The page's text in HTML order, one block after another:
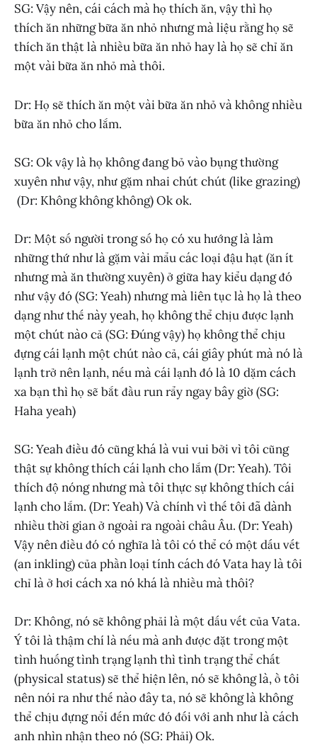
SG: Vậy nên, cái cách mà họ thích ăn, vậy thì họ
thích ăn những bữa ăn nhỏ nhưng mà liệu rằng họ sẽ
thích ăn thật là nhiều bữa ăn nhỏ hay là họ sẽ chỉ ăn
một vài bữa ăn nhỏ mà thôi.
Dr: Họ sẽ thích ăn một vài bữa ăn nhỏ và không nhiều
bữa ăn nhỏ cho lắm.
SG: Ok vậy là họ không đang bỏ vào bụng thường
xuyên như vậy, như gặm nhai chút chút (like grazing)
(Dr: Không không không) Ok ok.
Dr: Một số người trong số họ có xu hướng là làm
những thứ như là gặm vài mẩu các loại đậu hạt (ăn ít
nhưng mà ăn thường xuyên) ở giữa hay kiểu dạng đó
như vậy đó (SG: Yeah) nhưng mà liên tục là họ là theo
dạng như thế này yeah, họ không thể chịu được lạnh
một chút nào cả (SG: Đúng vậy) họ không thể chịu
đựng cái lạnh một chút nào cả, cái giây phút mà nó là
lạnh trở nên lạnh, nếu mà cái lạnh đó là 10 dặm cách
xa bạn thì họ sẽ bắt đầu run rẩy ngay bây giờ (SG:
Haha yeah)
SG: Yeah điều đó cũng khá là vui vui bởi vì tôi cũng
thật sự không thích cái lạnh cho lắm (Dr: Yeah). Tôi
thích độ nóng nhưng mà tôi thực sự không thích cái
lạnh cho lắm. (Dr: Yeah) Và chính vì thế tôi đã dành
nhiều thời gian ở ngoài ra ngoài châu Âu. (Dr: Yeah)
Vậy nên điều đó có nghĩa là tôi có thể có một dấu vết
(an inkling) của phần loại tính cách đó Vata hay là tôi
chỉ là ở hơi cách xa nó khá là nhiều mà thôi?
Dr: Không, nó sẽ không phải là một dấu vết của Vata.
Ý tôi là thậm chí là nếu mà anh được đặt trong một
tình huống tình trạng lạnh thì tình trạng thể chất
(physical status) sẽ thể hiện lên, nó sẽ không là, ồ tôi
nên nói ra như thế nào đây ta, nó sẽ không là không
thể chịu đựng nổi đến mức đó đối với anh như là cách
anh nhìn nhận theo nó (SG: Phải) Ok.